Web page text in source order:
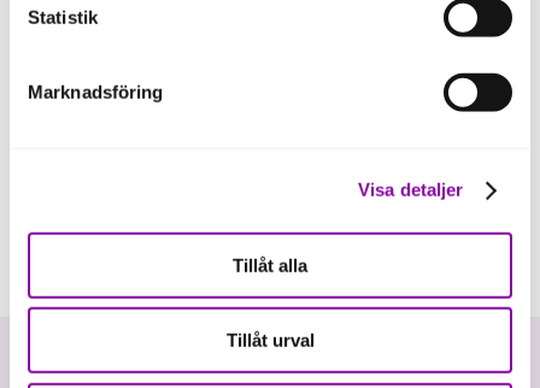
Statistik
Marknadsföring
Visa detaljer
Tillåt alla
Tillåt urval